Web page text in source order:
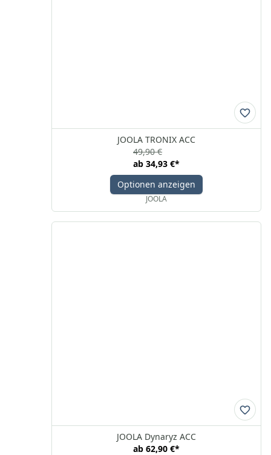
JOOLA TRONIX ACC
ab 34,93 €*
49,90 €
Optionen anzeigen
JOOLA
JOOLA Dynaryz ACC
ab 62,90 €*